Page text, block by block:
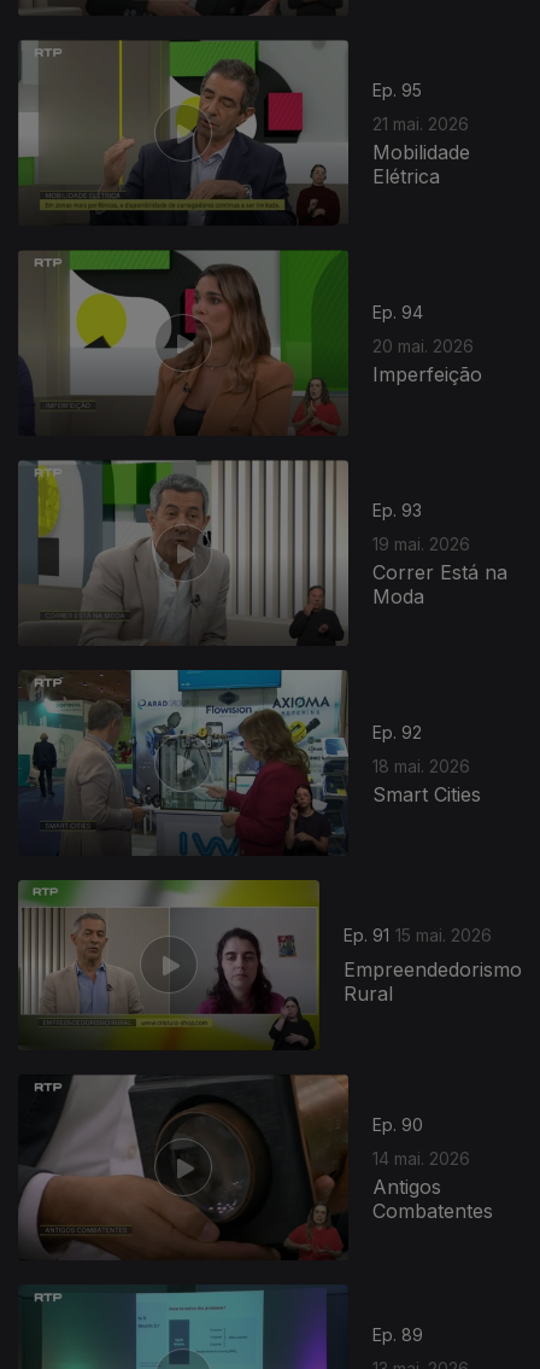
Ep. 95
21 mai. 2026
Mobilidade
Elétrica
Ep. 94
20 mai. 2026
Imperfeição
Ep. 93
19 mai. 2026
Correr Está na
Moda
Ep. 92
18 mai. 2026
Smart Cities
Ep. 91 15 mai. 2026
Empreendedorismo
Rural
Ep. 90
14 mai. 2026
Antigos
Combatentes
Ep. 89